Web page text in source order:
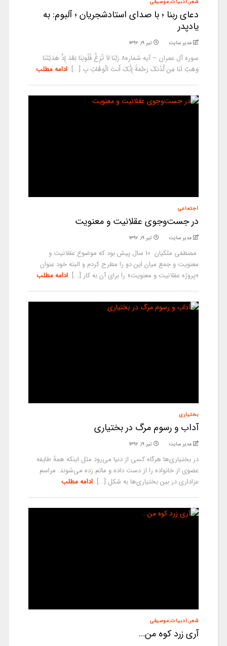
شعر,ادبیات,موسیقی
دعای ربنا ؛ با صدای استادشجریان ؛ آلبوم: به
یادپدر
مدیر سایت تیر ۱۹, ۱۳۹۲
سوره آل عمران – آیه شماره۸ رَبَّنَا لاَ تُزِغْ قُلُوبَنَا بَعْدَ إِذْ هَدَیْتَنَا
وَهَبْ لَنَا مِن لَّدُنکَ رَحْمَةً إِنَّکَ أَنتَ الْوَهَّابُ پ [...] ادامه مطلب
اجتماعی
در جست‌وجوی عقلانیت و معنویت
مدیر سایت تیر ۱۹, ۱۳۹۲
مصطفی ملکیان 10 سال پيش بود كه موضوع عقلانيت و
معنويت و جمع ميان اين دو را مطرح كردم و البته خود عنوان
«پروژه عقلانيت و معنويت» را براي آن به كار [...] ادامه مطلب
بختیاری
آداب و رسوم مرگ در بختیاری
مدیر سایت تیر ۱۹, ۱۳۹۲
در بختیاری‌ها هرگاه کسی از دنیا می‌رود مثل اینکه همهٔ طایفه
عضوی از خانواده را از دست داده و ماتم زده می‌شوند. مراسم
عزاداری در بین بختیاری‌ها به شکل [...] ادامه مطلب
شعر,ادبیات,موسیقی
آری زرد کوه من…